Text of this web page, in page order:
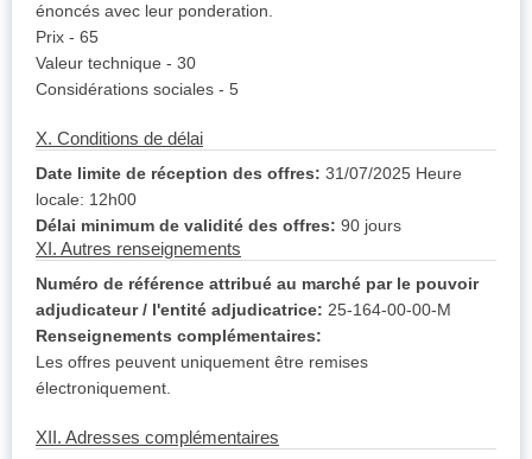
énoncés avec leur ponderation.
Prix - 65
Valeur technique - 30
Considérations sociales - 5
X. Conditions de délai
Date limite de réception des offres: 31/07/2025 Heure
locale: 12h00
Délai minimum de validité des offres: 90 jours
XI. Autres renseignements
Numéro de référence attribué au marché par le pouvoir
adjudicateur / l'entité adjudicatrice: 25-164-00-00-M
Renseignements complémentaires:
Les offres peuvent uniquement être remises
électroniquement.
XII. Adresses complémentaires